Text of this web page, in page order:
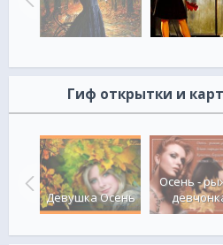
Гиф открытки и
Девушка Осень
Осень -